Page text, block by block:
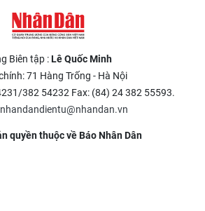
Biên tập :Lê Quốc Minh
71 Hàng Trống - Hà Nội
382 54232 Fax: (84) 24 382 55593.
nhandandientu@nhandan.vn
quyền thuộc về Báo Nhân Dân